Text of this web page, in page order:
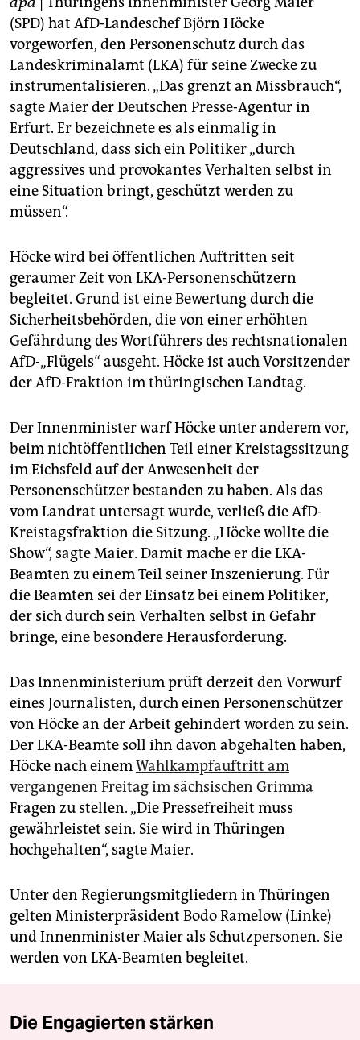
unterstützen
abo
genossenschaft
epaper login
(SPD) hat AfD-Landeschef Björn Höcke
vorgeworfen, den Personenschutz durch das
Landeskriminalamt (LKA) für seine Zwecke zu
instrumentalisieren. „Das grenzt an Missbrauch“,
sagte Maier der Deutschen Presse-Agentur in
Erfurt. Er bezeichnete es als einmalig in
Deutschland, dass sich ein Politiker „durch
aggressives und provokantes Verhalten selbst in
eine Situation bringt, geschützt werden zu
müssen“.
Höcke wird bei öffentlichen Auftritten seit
geraumer Zeit von LKA-Personenschützern
begleitet. Grund ist eine Bewertung durch die
Sicherheitsbehörden, die von einer erhöhten
Gefährdung des Wortführers des rechtsnationalen
AfD-„Flügels“ ausgeht. Höcke ist auch Vorsitzender
der AfD-Fraktion im thüringischen Landtag.
Der Innenminister warf Höcke unter anderem vor,
beim nichtöffentlichen Teil einer Kreistagssitzung
im Eichsfeld auf der Anwesenheit der
Personenschützer bestanden zu haben. Als das
vom Landrat untersagt wurde, verließ die AfD-
Kreistagsfraktion die Sitzung. „Höcke wollte die
Show“, sagte Maier. Damit mache er die LKA-
Beamten zu einem Teil seiner Inszenierung. Für
die Beamten sei der Einsatz bei einem Politiker,
der sich durch sein Verhalten selbst in Gefahr
bringe, eine besondere Herausforderung.
Das Innenministerium prüft derzeit den Vorwurf
eines Journalisten, durch einen Personenschützer
von Höcke an der Arbeit gehindert worden zu sein.
Der LKA-Beamte soll ihn davon abgehalten haben,
Höcke nach einemWahlkampfauftritt am
vergangenen Freitag im sächsischen Grimma
Fragen zu stellen. „Die Pressefreiheit muss
gewährleistet sein. Sie wird in Thüringen
hochgehalten“, sagte Maier.
Unter den Regierungsmitgliedern in Thüringen
gelten Ministerpräsident Bodo Ramelow (Linke)
und Innenminister Maier als Schutzpersonen. Sie
werden von LKA-Beamten begleitet.
Die Engagierten stärken